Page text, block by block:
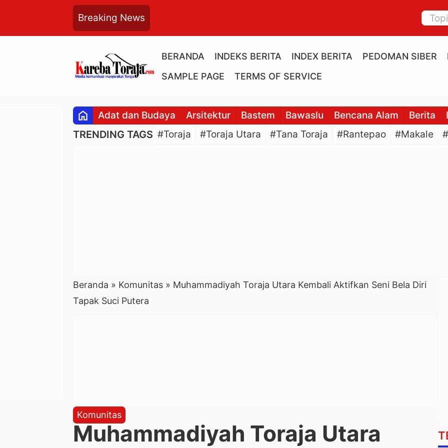
Breaking News
BERANDA INDEKS BERITA INDEX BERITA PEDOMAN SIBER
SAMPLE PAGE
TERMS OF SERVICE
home Adat dan Budaya Arsitektur Bastem Bawaslu Bencana Alam Berita
TRENDING TAGS #Toraja #Toraja Utara #Tana Toraja #Rantepao #Makale
Beranda » Komunitas » Muhammadiyah Toraja Utara Kembali Aktifkan Seni Bela Diri
Tapak Suci Putera
Komunitas
Muhammadiyah Toraja Utara